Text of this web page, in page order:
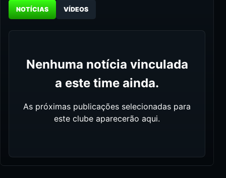
NOTÍCIAS VÍDEOS
Nenhuma notícia vinculada
a este time ainda.
As próximas publicações selecionadas para
este clube aparecerão aqui.